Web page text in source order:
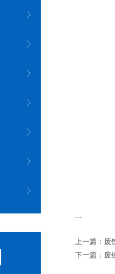
...
上一篇： 废
下一篇： 废